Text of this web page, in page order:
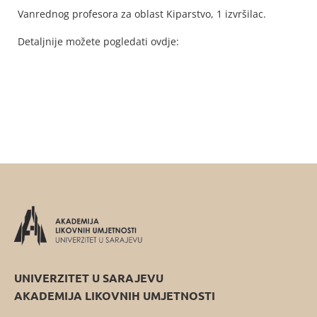
Vanrednog profesora za oblast Kiparstvo, 1 izvršilac.
Detaljnije možete pogledati ovdje:
UNIVERZITET U SARAJEVU
AKADEMIJA LIKOVNIH UMJETNOSTI